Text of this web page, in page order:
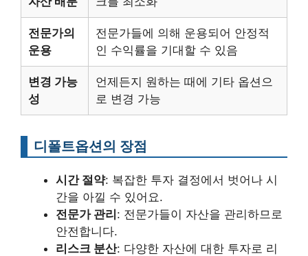
전문가의
운용
전문가들에 의해 운용되어 안정적
인 수익률을 기대할 수 있음
변경 가능
성
언제든지 원하는 때에 기타 옵션으
로 변경 가능
디폴트옵션의 장점
시간 절약: 복잡한 투자 결정에서 벗어나 시
간을 아낄 수 있어요.
전문가 관리: 전문가들이 자산을 관리하므로
안전합니다.
리스크 분산: 다양한 자산에 대한 투자로 리